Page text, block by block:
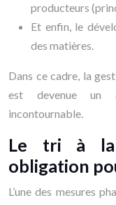
producteurs
Et enfin, le
des matières.
Dans ce cadre, la
est devenue un
incontournable.
Le tri à la
obligation
L’une des mesures